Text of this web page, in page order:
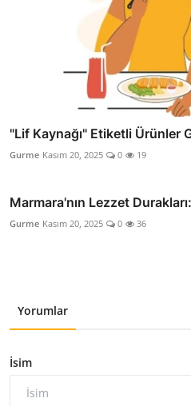
"Lif Kaynağı" Etiketli Ürünler
Gurme Kasım 20, 2025 0 19
Marmara'nın Lezzet
Gurme Kasım 20, 2025 0 36
Yorumlar
İsim